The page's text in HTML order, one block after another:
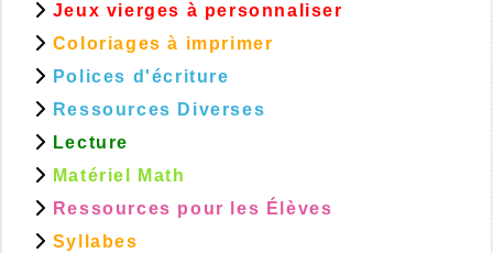
Jeux vierges à personnaliser
Coloriages à imprimer
Polices d'écriture
Ressources Diverses
Lecture
Matériel Math
Ressources pour les Élèves
Syllabes